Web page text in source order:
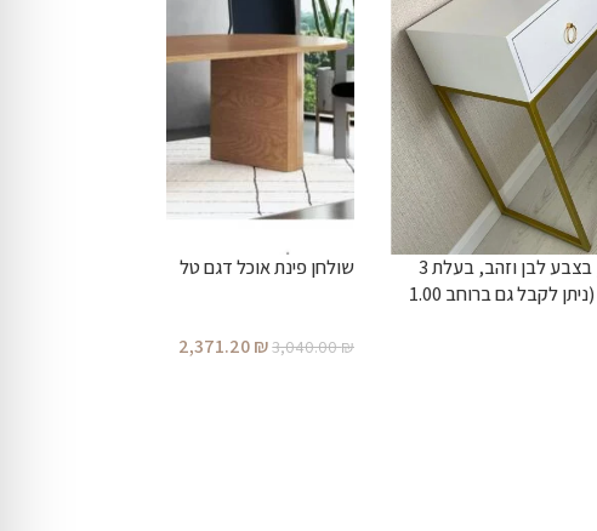
קונסולת כניסה מרשימה, בצבע לבן וזהב, בעלת 3
מגירות ברוחב 1.20 מטר (ניתן לקבל גם ברוחב 1.00
שולחן פינת אוכל דגם טל
3,040.00₪
2,371.20₪